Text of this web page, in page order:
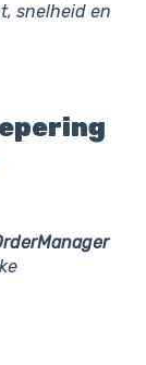
snelheid en